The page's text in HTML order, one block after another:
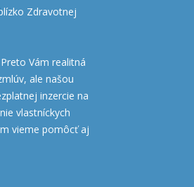
Zdravotnej
Vám realitná
ale našou
inzercie na
vlastníckych
vieme pomôcť aj